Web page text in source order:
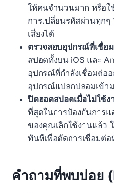
ให้คนจำนวนมาก หรือใ
การเปลี่ยนรหัสผ่านทุก
เสี่ยงได้
ตรวจสอบอุปกรณ์ที่เชื่อ
สปอตทั้งบน iOS และ
อุปกรณ์ที่กำลังเชื่อมต่อ
อุปกรณ์แปลกปลอมเข้า
ปิดฮอตสปอตเมื่อไม่ใช้ง
ที่สุดในการป้องกันการ
ของคุณเลิกใช้งานแล้ว
ทันทีเพื่อตัดการเชื่อมต่อ
คำถามที่พบบ่อย